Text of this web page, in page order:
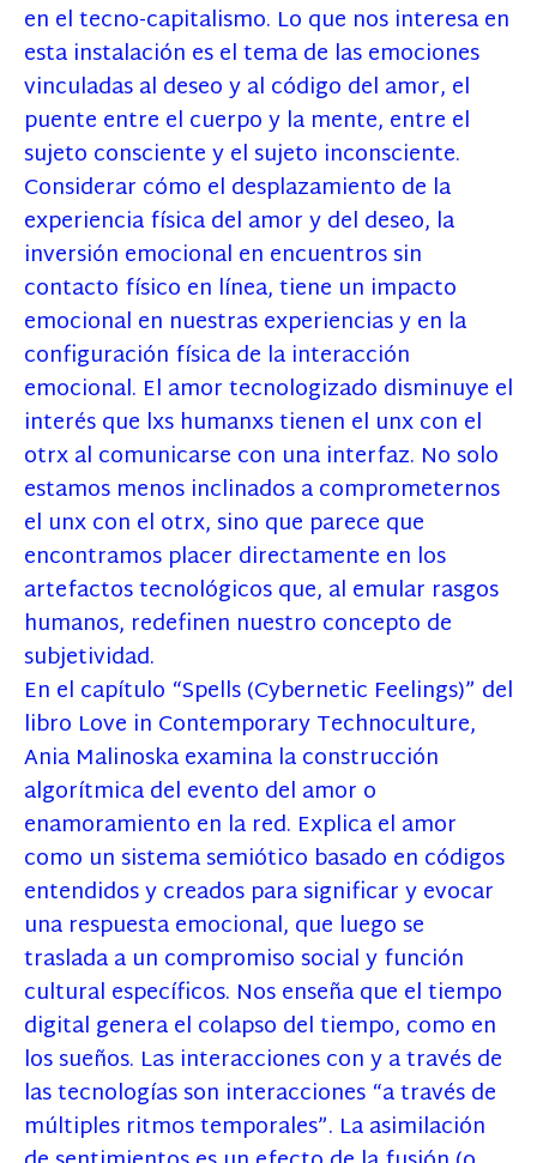
en el tecno-capitalismo. Lo que nos interesa en
esta instalación es el tema de las emociones
vinculadas al deseo y al código del amor, el
puente entre el cuerpo y la mente, entre el
sujeto consciente y el sujeto inconsciente.
Considerar cómo el desplazamiento de la
experiencia física del amor y del deseo, la
inversión emocional en encuentros sin
contacto físico en línea, tiene un impacto
emocional en nuestras experiencias y en la
configuración física de la interacción
emocional. El amor tecnologizado disminuye el
interés que lxs humanxs tienen el unx con el
otrx al comunicarse con una interfaz. No solo
estamos menos inclinados a comprometernos
el unx con el otrx, sino que parece que
encontramos placer directamente en los
artefactos tecnológicos que, al emular rasgos
humanos, redefinen nuestro concepto de
subjetividad.
En el capítulo “Spells (Cybernetic Feelings)” del
libro Love in Contemporary Technoculture,
Ania Malinoska examina la construcción
algorítmica del evento del amor o
enamoramiento en la red. Explica el amor
como un sistema semiótico basado en códigos
entendidos y creados para significar y evocar
una respuesta emocional, que luego se
traslada a un compromiso social y función
cultural específicos. Nos enseña que el tiempo
digital genera el colapso del tiempo, como en
los sueños. Las interacciones con y a través de
las tecnologías son interacciones “a través de
múltiples ritmos temporales”. La asimilación